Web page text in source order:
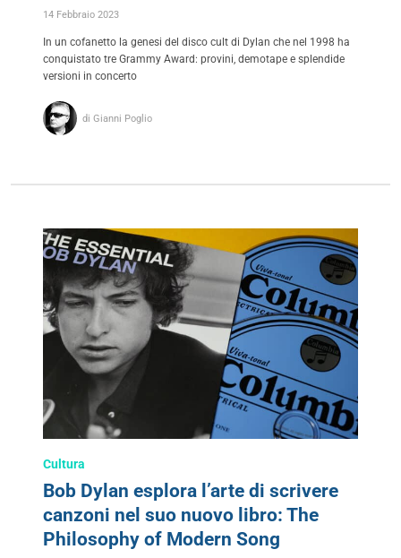
14 Febbraio 2023
In un cofanetto la genesi del disco cult di Dylan che nel 1998 ha
conquistato tre Grammy Award: provini, demotape e splendide
versioni in concerto
di Gianni Poglio
Cultura
Bob Dylan esplora l’arte di scrivere
canzoni nel suo nuovo libro: The
Philosophy of Modern Song